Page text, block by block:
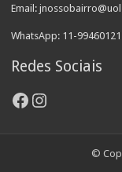
Email:
WhatsApp: 11-
Redes Sociais
Facebook
Instagram
©